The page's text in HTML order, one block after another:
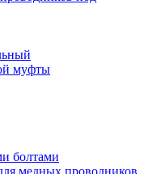
муфты
болтами
медных проводников